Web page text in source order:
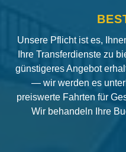
Unsere Pflicht ist es,
Ihre Transferdienste zu
günstigeres Angebot
— wir werden es
preiswerte Fahrten für
Wir behandeln Ihre